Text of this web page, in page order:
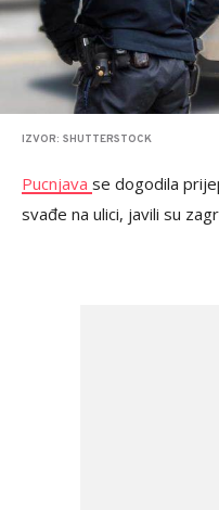
IZVOR: SHUTTERSTOCK
Pucnjava se dogodila
svađe na ulici, javili su